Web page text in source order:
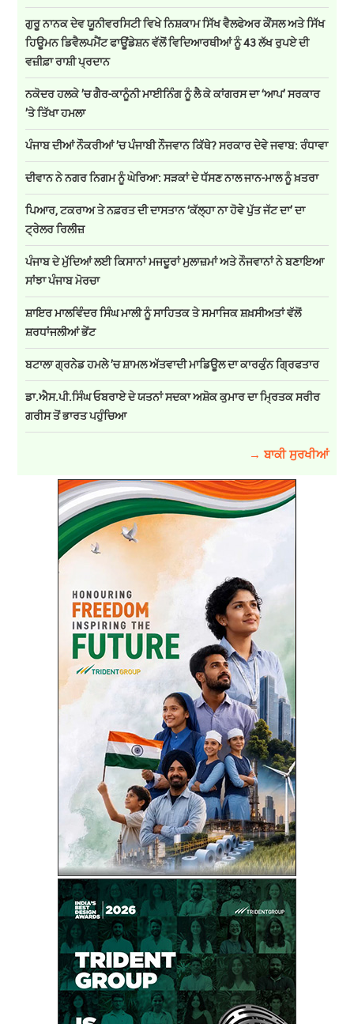
ਗੁਰੂ ਨਾਨਕ ਦੇਵ ਯੂਨੀਵਰਸਿਟੀ ਵਿਖੇ ਨਿਸ਼ਕਾਮ ਸਿੱਖ ਵੈਲਫੇਅਰ ਕੌਂਸਲ ਅਤੇ ਸਿੱਖ
ਹਿਊਮਨ ਡਿਵੈਲਪਮੈਂਟ ਫਾਊਂਡੇਸ਼ਨ ਵੱਲੋਂ ਵਿਦਿਆਰਥੀਆਂ ਨੂੰ 43 ਲੱਖ ਰੁਪਏ ਦੀ
ਵਜ਼ੀਫ਼ਾ ਰਾਸ਼ੀ ਪ੍ਰਦਾਨ
ਨਕੋਦਰ ਹਲਕੇ ’ਚ ਗੈਰ-ਕਾਨੂੰਨੀ ਮਾਈਨਿੰਗ ਨੂੰ ਲੈ ਕੇ ਕਾਂਗਰਸ ਦਾ ‘ਆਪ’ ਸਰਕਾਰ
’ਤੇ ਤਿੱਖਾ ਹਮਲਾ
ਪੰਜਾਬ ਦੀਆਂ ਨੌਕਰੀਆਂ ’ਚ ਪੰਜਾਬੀ ਨੌਜਵਾਨ ਕਿੱਥੇ? ਸਰਕਾਰ ਦੇਵੇ ਜਵਾਬ: ਰੰਧਾਵਾ
ਦੀਵਾਨ ਨੇ ਨਗਰ ਨਿਗਮ ਨੂੰ ਘੇਰਿਆ: ਸੜਕਾਂ ਦੇ ਧੱਸਣ ਨਾਲ ਜਾਨ-ਮਾਲ ਨੂੰ ਖ਼ਤਰਾ
ਪਿਆਰ, ਟਕਰਾਅ ਤੇ ਨਫ਼ਰਤ ਦੀ ਦਾਸਤਾਨ ‘ਕੱਲ੍ਹਾ ਨਾ ਹੋਵੇ ਪੁੱਤ ਜੱਟ ਦਾ’ ਦਾ
ਟ੍ਰੇਲਰ ਰਿਲੀਜ਼
ਪੰਜਾਬ ਦੇ ਮੁੱਦਿਆਂ ਲਈ ਕਿਸਾਨਾਂ ਮਜਦੂਰਾਂ ਮੁਲਾਜ਼ਮਾਂ ਅਤੇ ਨੌਜਵਾਨਾਂ ਨੇ ਬਣਾਇਆ
ਸਾਂਝਾ ਪੰਜਾਬ ਮੋਰਚਾ
ਸ਼ਾਇਰ ਮਾਲਵਿੰਦਰ ਸਿੰਘ ਮਾਲੀ ਨੂੰ ਸਾਹਿਤਕ ਤੇ ਸਮਾਜਿਕ ਸ਼ਖ਼ਸੀਅਤਾਂ ਵੱਲੋਂ
ਸ਼ਰਧਾਂਜਲੀਆਂ ਭੇਂਟ
ਬਟਾਲਾ ਗ੍ਰਨੇਡ ਹਮਲੇ ’ਚ ਸ਼ਾਮਲ ਅੱਤਵਾਦੀ ਮਾਡਿਊਲ ਦਾ ਕਾਰਕੁੰਨ ਗ੍ਰਿਫਤਾਰ
ਡਾ.ਐਸ.ਪੀ.ਸਿੰਘ ਓਬਰਾਏ ਦੇ ਯਤਨਾਂ ਸਦਕਾ ਅਸ਼ੋਕ ਕੁਮਾਰ ਦਾ ਮ੍ਰਿਤਕ ਸਰੀਰ
ਗਰੀਸ ਤੋਂ ਭਾਰਤ ਪਹੁੰਚਿਆ
→ ਬਾਕੀ ਸੁਰਖੀਆਂ